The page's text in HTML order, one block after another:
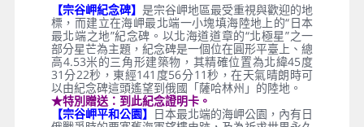
【宗谷岬紀念碑】 是宗谷岬地區最受重視與歡迎的地
標，而建立在海岬最北端一小塊填海陸地上的“日本
最北端之地”紀念碑。以北海道道章的“北極星”之一
部分星芒為主題，紀念碑是一個位在圓形平臺上、總
高4.53米的三角形建築物，其精確位置為北緯45度
31分22秒，東經141度56分11秒，在天氣晴朗時可
以由紀念碑這頭遙望到俄國「薩哈林州」的陸地。
★特別贈送：到此紀念證明卡。
【宗谷岬平和公園】 日本最北端的海岬公園，內有日